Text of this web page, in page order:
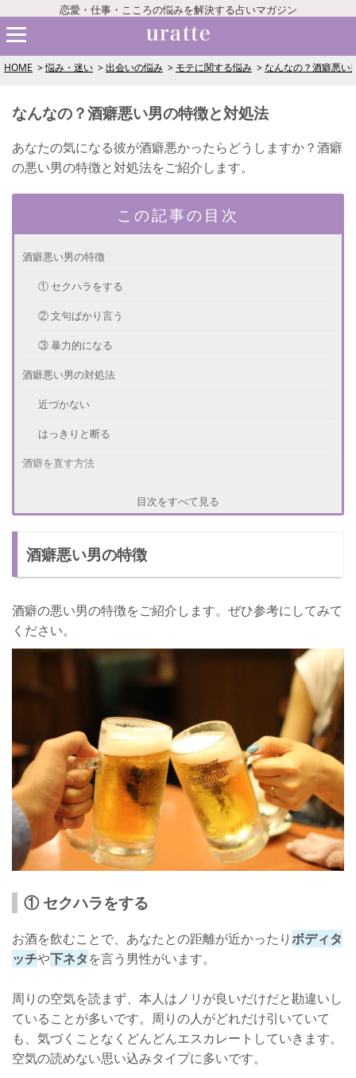
恋愛・仕事・こころの悩みを解決する占いマガジン
HOME 悩み・迷い 出会いの悩み モテに関する悩み なんなの？酒癖悪い
なんなの？酒癖悪い男の特徴と対処法
あなたの気になる彼が酒癖悪かったらどうしますか？酒癖
の悪い男の特徴と対処法をご紹介します。
この記事の目次
酒癖悪い男の特徴
① セクハラをする
② 文句ばかり言う
③ 暴力的になる
酒癖悪い男の対処法
近づかない
はっきりと断る
酒癖を直す方法
酒癖悪い男の注意点
トラブルに巻き込まれることがある
身の安全を守る
さいごに
目次をすべて見る
酒癖悪い男の特徴
酒癖の悪い男の特徴をご紹介します。ぜひ参考にしてみて
ください。
① セクハラをする
お酒を飲むことで、あなたとの距離が近かったりボディタ
ッチや下ネタを言う男性がいます。
周りの空気を読まず、本人はノリが良いだけだと勘違いし
ていることが多いです。周りの人がどれだけ引いていて
も、気づくことなくどんどんエスカレートしていきます。
空気の読めない思い込みタイプに多いです。